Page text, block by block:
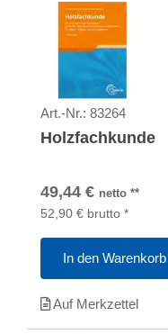
Art.-Nr.: 83264
Holzfachkunde
49,44 € netto **
52,90 € brutto *
In den Warenkorb
Auf Merkzettel